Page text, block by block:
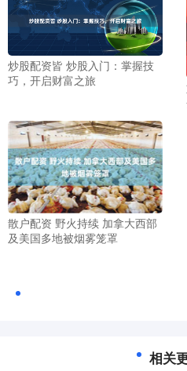
炒股配资皆 炒股入门：掌握技
巧，开启财富之旅
散户配资 野火持续 加拿大西部
及美国多地被烟雾笼罩
相关